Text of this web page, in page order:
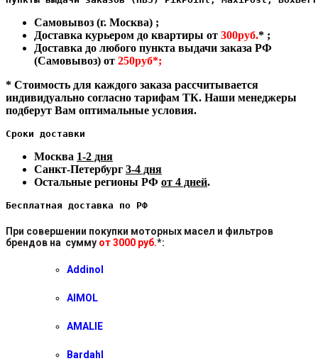
Самовывоз (г. Москва) ;
Доставка курьером до квартиры от 300руб.* ;
Доставка до любого пункта выдачи заказа РФ
(Самовывоз) от 250руб*;
* Стоимость для каждого заказа рассчитывается
индивидуально согласно тарифам ТК. Наши менеджеры
подберут Вам оптимальные условия.
Сроки доставки
Москва 1-2 дня
Санкт-Петербург 3-4 дня
Остальные регионы РФ от 4 дней.
Бесплатная доставка по РФ
При совершении покупки моторных масел и фильтров
брендов на сумму от 3000 руб.*:
Addinol
AIMOL
AMALIE
Bardahl